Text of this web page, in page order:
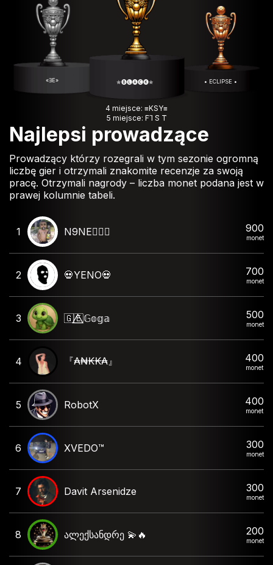
✯🅑🅛🅐🅒🅚✯
«ƎE» • ECLIPSE •
4 miejsce: ≡KSY≡
5 miejsce: F҇ I҇ S҇ T҇
Najlepsi prowadzące
Prowadzący którzy rozegrali w tym sezonie ogromną
liczbę gier i otrzymali znakomite recenzje za swoją
pracę. Otrzymali nagrody – liczba monet podana jest w
prawej kolumnie tabeli.
1 N9NE🧛🏻‍♂️ 900
monet
2 💀YENO💀 700
monet
3 🇬🇪⃤𝔾𝕠𝕘𝕒 500
monet
4 『₳₦₭₭₳』 400
monet
5 RobotX 400
monet
6 XVEDO™ 300
monet
7 Davit Arsenidze 300
monet
8 ალექსანდრე 💫🔥 200
monet